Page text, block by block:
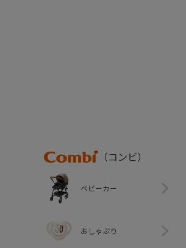
Combi
（コンビ）
ベビーカー
おしゃぶり